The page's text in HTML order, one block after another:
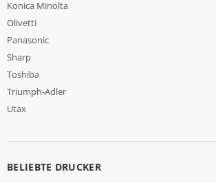
Konica Minolta
Olivetti
Panasonic
Sharp
Toshiba
Triumph-Adler
Utax
BELIEBTE DRUCKER